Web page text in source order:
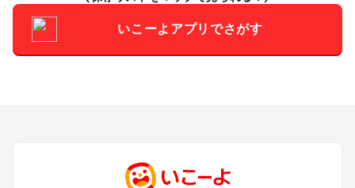
いこーよアプリでさがす